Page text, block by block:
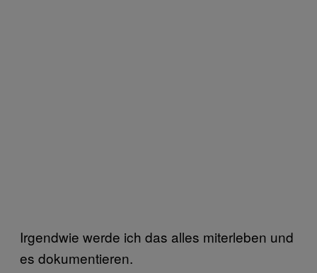
Irgendwie werde ich das alles miterleben und
es dokumentieren.